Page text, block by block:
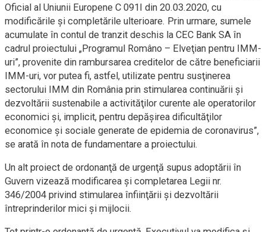
Oficial al Uniunii Europene C 091I din 20.03.2020, cu
modificările şi completările ulterioare. Prin urmare, sumele
acumulate în contul de tranzit deschis la CEC Bank SA în
cadrul proiectului „Programul Româno – Elveţian pentru IMM-
uri”, provenite din rambursarea creditelor de către beneficiarii
IMM-uri, vor putea fi, astfel, utilizate pentru susţinerea
sectorului IMM din România prin stimularea continuării şi
dezvoltării sustenabile a activităţilor curente ale operatorilor
economici şi, implicit, pentru depăşirea dificultăţilor
economice şi sociale generate de epidemia de coronavirus”,
se arată în nota de fundamentare a proiectului.
Un alt proiect de ordonanţă de urgenţă supus adoptării în
Guvern vizează modificarea şi completarea Legii nr.
346/2004 privind stimularea înfiinţării şi dezvoltării
întreprinderilor mici şi mijlocii.